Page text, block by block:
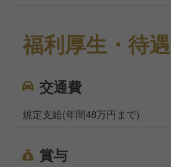
福利厚生・待遇
交通費
規定支給(年間48万円まで)
賞与